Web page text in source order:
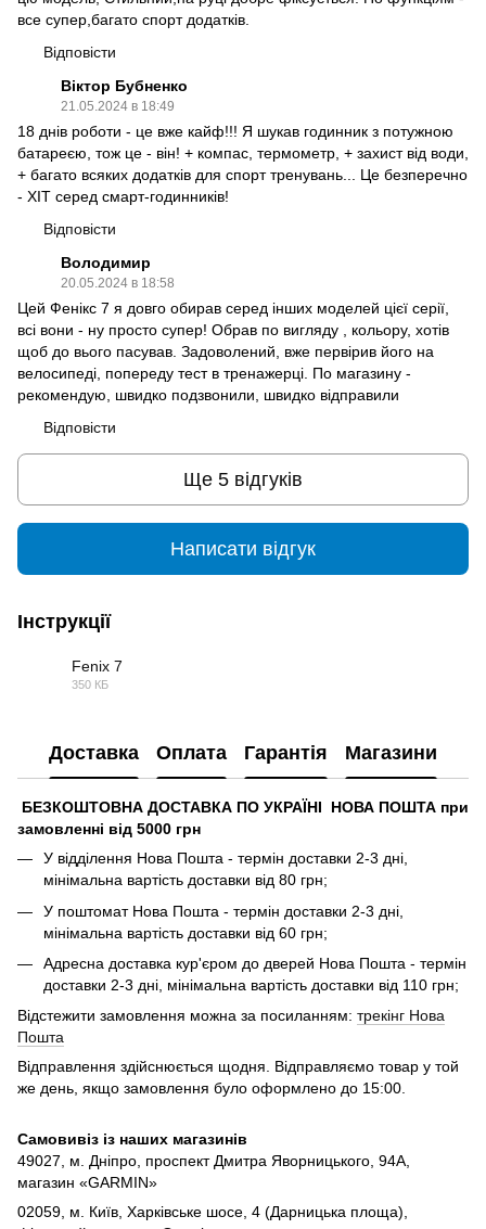
все супер,багато спорт додатків.
Відповісти
Віктор Бубненко
21.05.2024 в 18:49
18 днів роботи - це вже кайф!!! Я шукав годинник з потужною
батареєю, тож це - він! + компас, термометр, + захист від води,
+ багато всяких додатків для спорт тренувань... Це безперечно
- ХІТ серед смарт-годинників!
Відповісти
Володимир
20.05.2024 в 18:58
Цей Фенікс 7 я довго обирав серед інших моделей цієї серії,
всі вони - ну просто супер! Обрав по вигляду , кольору, хотів
щоб до вього пасував. Задоволений, вже первірив його на
велосипеді, попереду тест в тренажерці. По магазину -
рекомендую, швидко подзвонили, швидко відправили
Відповісти
Ще 5 відгуків
Написати відгук
Інструкції
Fenix 7
350 КБ
Доставка Оплата Гарантія Магазини
БЕЗКОШТОВНА ДОСТАВКА ПО УКРАЇНІ НОВА ПОШТА при
замовленні від 5000 грн
У відділення Нова Пошта - термін доставки 2-3 дні,
мінімальна вартість доставки від 80 грн;
У поштомат Нова Пошта - термін доставки 2-3 дні,
мінімальна вартість доставки від 60 грн;
Адресна доставка кур'єром до дверей Нова Пошта - термін
доставки 2-3 дні, мінімальна вартість доставки від 110 грн;
Відстежити замовлення можна за посиланням: трекінг Нова
Пошта
Відправлення здійснюється щодня. Відправляємо товар у той
же день, якщо замовлення було оформлено до 15:00.
Самовивіз із наших магазинів
49027, м. Дніпро, проспект Дмитра Яворницького, 94А,
магазин «GARMIN»
02059, м. Київ, Харківське шосе, 4 (Дарницька площа),